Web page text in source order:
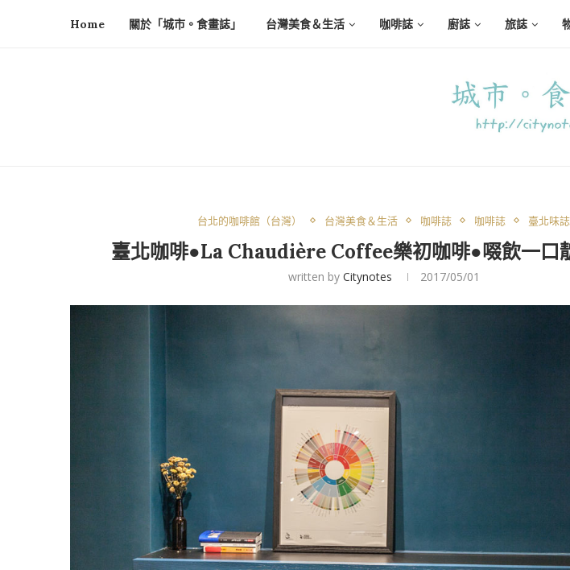
Home 關於「城市。食畫誌」 台灣美食＆生活 咖啡誌 廚誌 旅誌
台北的咖啡館（台灣） 台灣美食＆生活 咖啡誌 咖啡誌 臺北味誌
臺北咖啡●La Chaudière Coffee樂初咖啡●啜飲一口
written by Citynotes 2017/05/01